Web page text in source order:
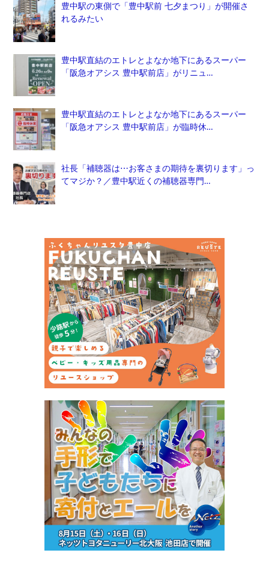
豊中駅の東側で「豊中駅前 七夕まつり」が開催さ
れるみたい
豊中駅直結のエトレとよなか地下にあるスーパー
「阪急オアシス 豊中駅前店」がリニュ…
豊中駅直結のエトレとよなか地下にあるスーパー
「阪急オアシス 豊中駅前店」が臨時休…
社長「補聴器は⋯お客さまの期待を裏切ります」っ
てマジか？／豊中駅近くの補聴器専門…